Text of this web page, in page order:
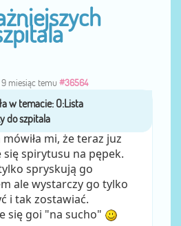
9 miesiąc temu #36564
baby_55
mi, że teraz juz
się spirytusu na pępek.
spryskują go
ale wystarczy go tylko
i tak zostawiać.
się goi "na sucho"